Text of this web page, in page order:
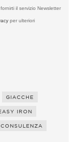
il servizio Newsletter
per ulteriori
GIACCHE
IRON
CONSULENZA